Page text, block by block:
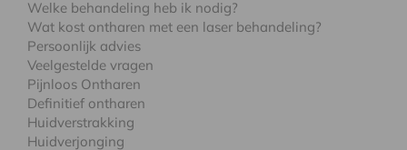
Welke behandeling heb ik nodig?
Wat kost ontharen met een laser behandeling?
Persoonlijk advies
Veelgestelde vragen
Pijnloos Ontharen
Definitief ontharen
Huidverstrakking
Huidverjonging